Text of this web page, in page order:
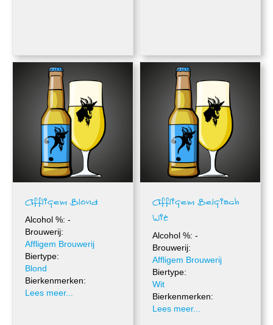
Affligem Blond
Alcohol %: -
Brouwerij:
Affligem Brouwerij
Biertype:
Blond
Bierkenmerken:
Lees meer...
Affligem Belgisch
Wit
Alcohol %: -
Brouwerij:
Affligem Brouwerij
Biertype:
Wit
Bierkenmerken:
Lees meer...